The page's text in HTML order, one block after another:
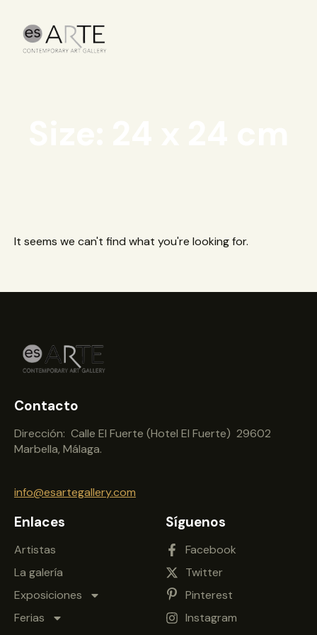
It seems we can't find what you're looking for.
Contacto
Dirección: Calle El Fuerte (Hotel El Fuerte) 29602
Marbella, Málaga.
info@esartegallery.com
Enlaces
Artistas
La galería
Exposiciones
Ferias
Síguenos
Facebook
Twitter
Pinterest
Instagram